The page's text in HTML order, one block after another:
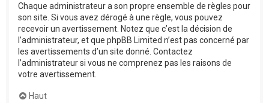
Chaque administrateur a son propre ensemble de règles pour
son site. Si vous avez dérogé à une règle, vous pouvez
recevoir un avertissement. Notez que c’est la décision de
l’administrateur, et que phpBB Limited n’est pas concerné par
les avertissements d’un site donné. Contactez
l’administrateur si vous ne comprenez pas les raisons de
votre avertissement.
Haut